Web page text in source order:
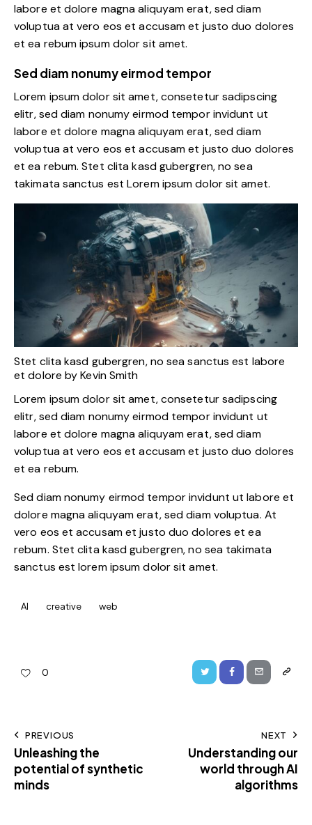
labore et dolore magna aliquyam erat, sed diam
voluptua at vero eos et accusam et justo duo dolores
et ea rebum ipsum dolor sit amet.
Sed diam nonumy eirmod tempor
Lorem ipsum dolor sit amet, consetetur sadipscing
elitr, sed diam nonumy eirmod tempor invidunt ut
labore et dolore magna aliquyam erat, sed diam
voluptua at vero eos et accusam et justo duo dolores
et ea rebum. Stet clita kasd gubergren, no sea
takimata sanctus est Lorem ipsum dolor sit amet.
Stet clita kasd gubergren, no sea sanctus est labore
et dolore byKevin Smith
Lorem ipsum dolor sit amet, consetetur sadipscing
elitr, sed diam nonumy eirmod tempor invidunt ut
labore et dolore magna aliquyam erat, sed diam
voluptua at vero eos et accusam et justo duo dolores
et ea rebum.
Sed diam nonumy eirmod tempor invidunt ut labore et
dolore magna aliquyam erat, sed diam voluptua. At
vero eos et accusam et justo duo dolores et ea
rebum. Stet clita kasd gubergren, no sea takimata
sanctus est lorem ipsum dolor sit amet.
AI creative web
0
PREVIOUS
Unleashing the
potential of synthetic
minds
NEXT
Understanding our
world through AI
algorithms